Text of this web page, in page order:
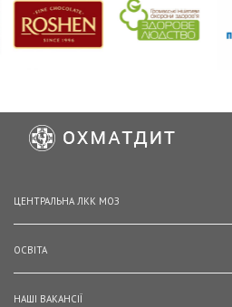
ЦЕНТРАЛЬНА ЛКК МОЗ
ОСВІТА
НАШІ ВАКАНСІЇ